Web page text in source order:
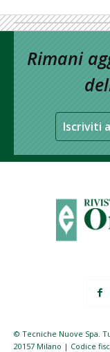
Rimani
Iscriviti
© Tecniche Nuove Spa.
20157 Milano | Codice